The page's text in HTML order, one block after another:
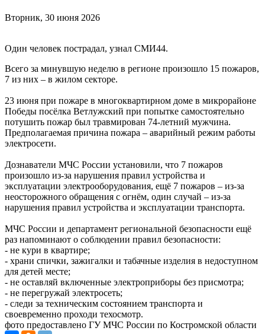
Вторник, 30 июня 2026
Один человек пострадал, узнал СМИ44.
Всего за минувшую неделю в регионе произошло 15 пожаров,
7 из них – в жилом секторе.
23 июня при пожаре в многоквартирном доме в микрорайоне
Победы посёлка Ветлужский при попытке самостоятельно
потушить пожар был травмирован 74-летний мужчина.
Предполагаемая причина пожара – аварийный режим работы
электросети.
Дознаватели МЧС России установили, что 7 пожаров
произошло из-за нарушения правил устройства и
эксплуатации электрооборудования, ещё 7 пожаров – из-за
неосторожного обращения с огнём, один случай – из-за
нарушения правил устройства и эксплуатации транспорта.
МЧС России и департамент региональной безопасности ещё
раз напоминают о соблюдении правил безопасности:
- не кури в квартире;
- храни спички, зажигалки и табачные изделия в недоступном
для детей месте;
- не оставляй включенные электроприборы без присмотра;
- не перегружай электросеть;
- следи за техническим состоянием транспорта и
своевременно проходи техосмотр.
фото предоставлено ГУ МЧС России по Костромской области